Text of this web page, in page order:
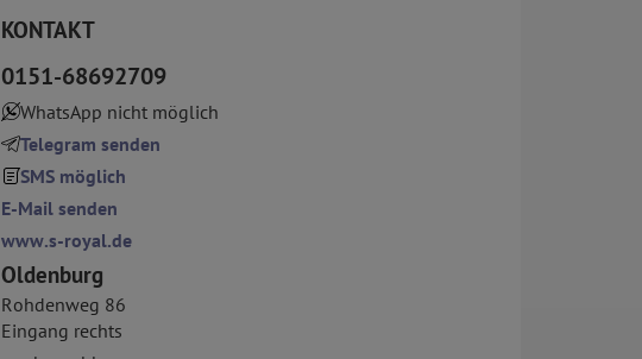
KONTAKT
0151-68692709
WhatsApp nicht möglich
Telegram senden
SMS möglich
E-Mail senden
www.s-royal.de
Oldenburg
Rohdenweg 86
Eingang rechts